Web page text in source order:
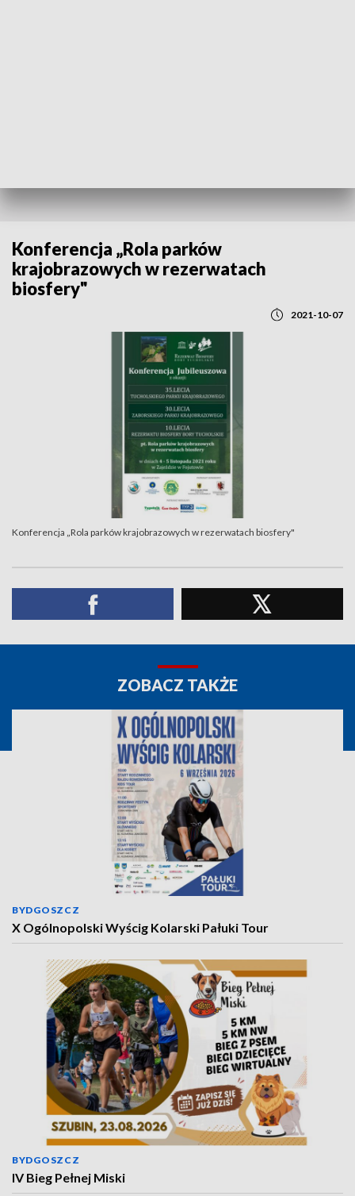
Konferencja „Rola parków
krajobrazowych w rezerwatach
biosfery"
2021-10-07
Konferencja „Rola parków krajobrazowych w rezerwatach biosfery"
ZOBACZ TAKŻE
BYDGOSZCZ
X Ogólnopolski Wyścig Kolarski Pałuki Tour
BYDGOSZCZ
IV Bieg Pełnej Miski